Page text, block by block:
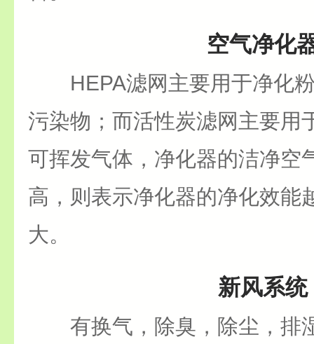
空气净化
HEPA滤网主要用于净化
污染物；而活性炭滤网主要用
可挥发气体，净化器的洁净空
高，则表示净化器的净化效能
大。
新风系统
有换气，除臭，除尘，排